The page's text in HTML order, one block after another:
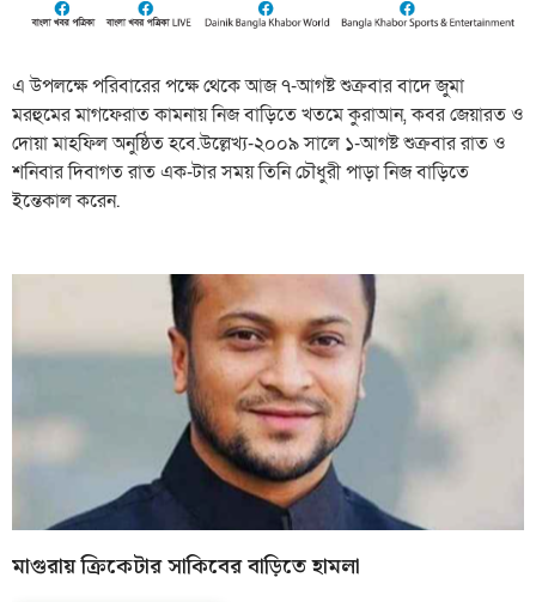
এ উপলক্ষে পরিবারের পক্ষে থেকে আজ ৭-আগষ্ট শুক্রবার বাদে জুমা
মরহুমের মাগফেরাত কামনায় নিজ বাড়িতে খতমে কুরাআন, কবর জেয়ারত ও
দোয়া মাহফিল অনুষ্ঠিত হবে.উল্লেখ্য-২০০৯ সালে ১-আগষ্ট শুক্রবার রাত ও
শনিবার দিবাগত রাত এক-টার সময় তিনি চৌধুরী পাড়া নিজ বাড়িতে
ইন্তেকাল করেন.
মাগুরায় ক্রিকেটার সাকিবের বাড়িতে হামলা